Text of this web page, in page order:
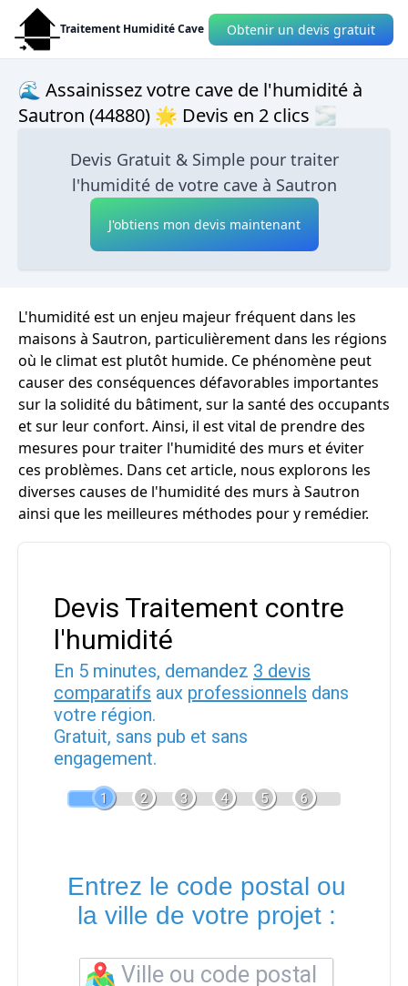
Traitement Humidité Cave Obtenir un devis gratuit
🌊 Assainissez votre cave de l'humidité à
Sautron (44880) 🌟 Devis en 2 clics 🌫
Devis Gratuit & Simple pour traiter
l'humidité de votre cave à Sautron
J'obtiens mon devis maintenant
L'humidité est un enjeu majeur fréquent dans les
maisons à Sautron, particulièrement dans les régions
où le climat est plutôt humide. Ce phénomène peut
causer des conséquences défavorables importantes
sur la solidité du bâtiment, sur la santé des occupants
et sur leur confort. Ainsi, il est vital de prendre des
mesures pour traiter l'humidité des murs et éviter
ces problèmes. Dans cet article, nous explorons les
diverses causes de l'humidité des murs à Sautron
ainsi que les meilleures méthodes pour y remédier.
Devis Traitement contre
l'humidité
En 5 minutes, demandez 3 devis
comparatifs aux professionnels dans
votre région.
Gratuit, sans pub et sans
engagement.
1 2 3 4 5 6
Entrez le code postal ou
la ville de votre projet :